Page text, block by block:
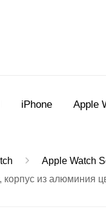
iPhone Apple
Apple Watch
из алюминия